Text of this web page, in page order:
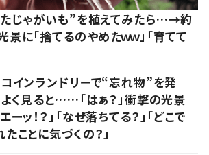
じゃがいも”を植えてみたら…→約
に「捨てるのやめたｗｗ」「育てて
コインランドリーで“忘れ物”を発
よく見ると……「はぁ？」衝撃の光景
ーッ！？」「なぜ落ちてる？」「どこで
ことに気づくの？」